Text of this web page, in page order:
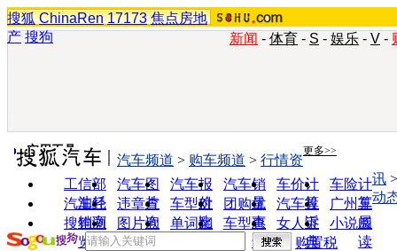
搜狐 ChinaRen 17173 焦点房地
产 搜狗 新闻 - 体育 - S - 娱乐 - V -
实用工具 更多>>
工信部
油耗
汽车图
片
汽车报
价
汽车销
量
车价计
算
车险计
算
汽车经
销商
违章查
询
车型对
比
团购优
惠
汽车投
诉
广州车
展
搜狗浏
览器
图片欣
赏
单词翻
车型查
询
女人宝
典
小说阅
读
汽车频道 > 购车频道 > 行情资
讯
动
购置税